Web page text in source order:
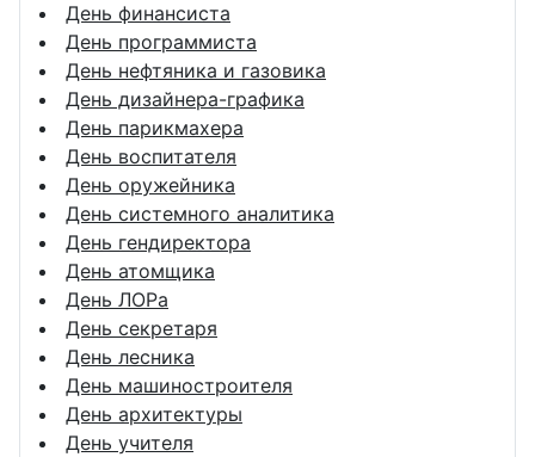
День финансиста
День программиста
День нефтяника и газовика
День дизайнера-графика
День парикмахера
День воспитателя
День оружейника
День системного аналитика
День гендиректора
День атомщика
День ЛОРа
День секретаря
День лесника
День машиностроителя
День архитектуры
День учителя